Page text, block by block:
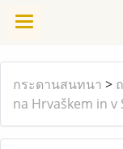
กระดานสนทนา >
na Hrvaškem in v